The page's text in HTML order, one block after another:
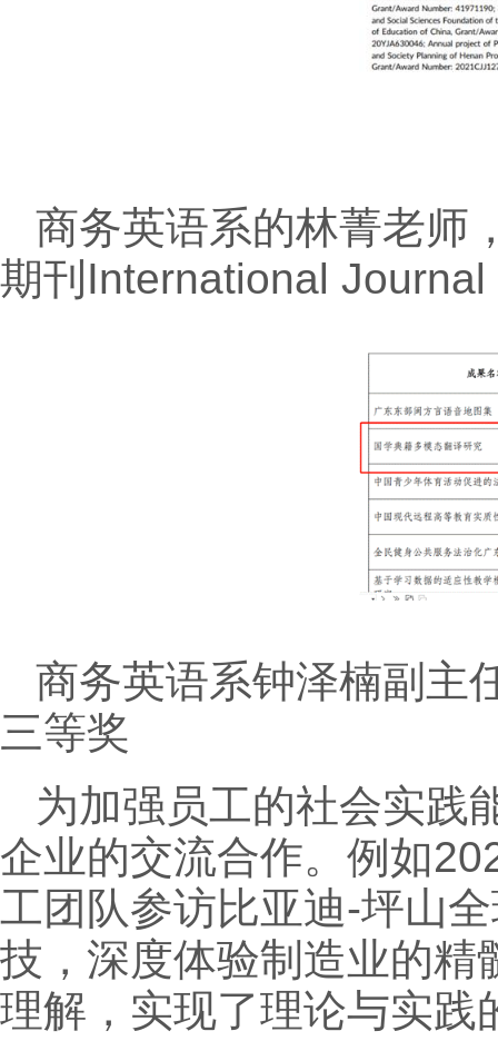
商务英语系的林菁老师
期刊International
商务英语系钟泽楠副主
三等奖
为加强员工的社会实践
企业的交流合作。例如
工团队参访比亚迪-坪山
技，深度体验制造业的精
理解，实现了理论与实践